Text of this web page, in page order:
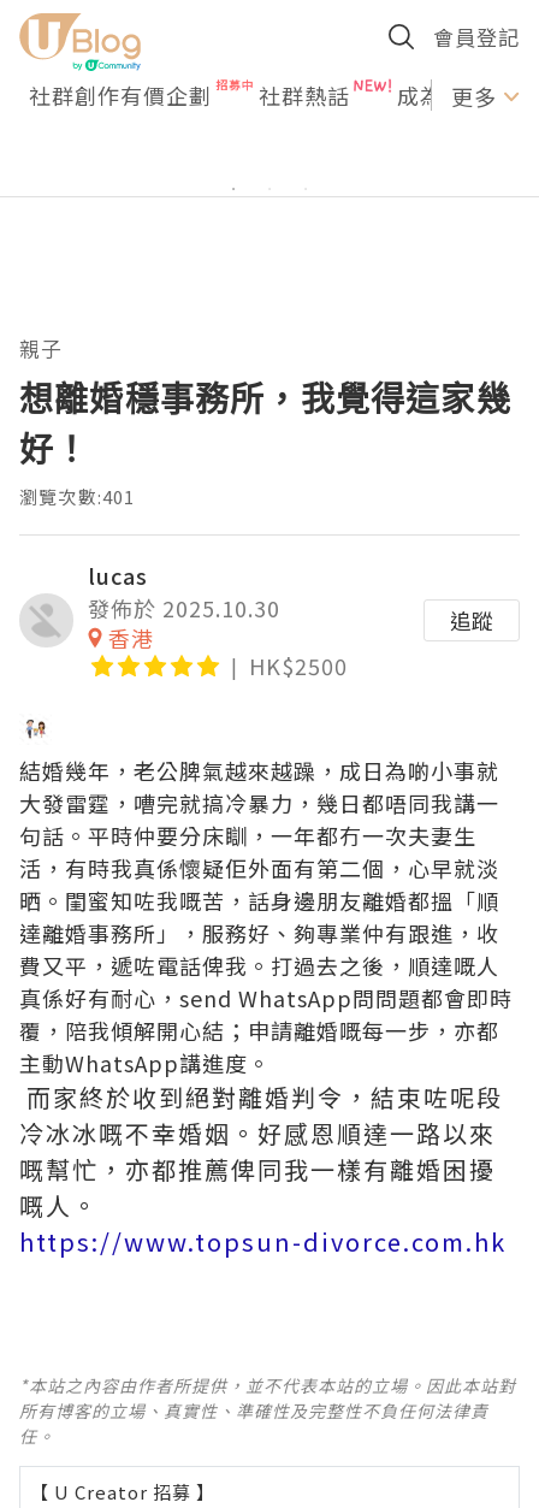
會員登記
社群創作有價企劃 社群熱話 成為U更多
親子
想離婚穩事務所，我覺得這家幾
好！
瀏覽次數:401
lucas
發佈於 2025.10.30
香港
HK$2500
追蹤
結婚幾年，老公脾氣越來越躁，成日為啲小事就
大發雷霆，嘈完就搞冷暴力，幾日都唔同我講一
句話。平時仲要分床瞓，一年都冇一次夫妻生
活，有時我真係懷疑佢外面有第二個，心早就淡
晒。閨蜜知咗我嘅苦，話身邊朋友離婚都搵「順
達離婚事務所」，服務好、夠專業仲有跟進，收
費又平，遞咗電話俾我。打過去之後，順達嘅人
真係好有耐心，send WhatsApp問問題都會即時
覆，陪我傾解開心結；申請離婚嘅每一步，亦都
主動WhatsApp講進度。
而家終於收到絕對離婚判令，結束咗呢段
冷冰冰嘅不幸婚姻。好感恩順達一路以來
嘅幫忙，亦都推薦俾同我一樣有離婚困擾
嘅人。
https://www.topsun-divorce.com.hk
*本站之內容由作者所提供，並不代表本站的立場。因此本站對
所有博客的立場、真實性、準確性及完整性不負任何法律責
任。
【 U Creator 招募 】